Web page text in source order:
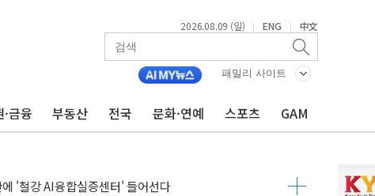
2026.08.09 (일) | ENG | 中文
패밀리 사이트
금융 부동산 전국 문화·연예 스포츠 GAM
...'두천~하당'·'올미골교' 차량 통행 선제 제한
사고 발생…작업자 1명 숨져
50대 숨진 채 발견...경찰, 조사 중